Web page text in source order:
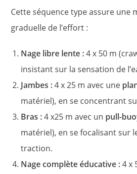
Cette séquence type assure une
graduelle de l’effort :
Nage libre lente :4 x 50 m
insistant sur la sensation de
Jambes :4 x 25 m avec une
matériel), en se concentrant
Bras :4 x25 m avec un pull-
matériel), en se focalisant sur
traction.
Nage complète éducative :4 x